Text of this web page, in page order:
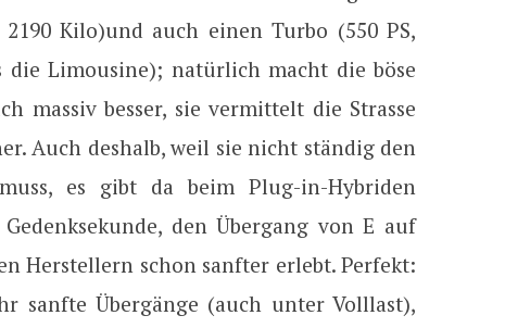
Kilo)und auch einen Turbo (550 PS,
die Limousine); natürlich macht die böse
massiv besser, sie vermittelt die Strasse
Auch deshalb, weil sie nicht ständig den
es gibt da beim Plug-in-Hybriden
den Übergang von E auf
Herstellern schon sanfter erlebt. Perfekt:
sanfte Übergänge (auch unter Volllast),